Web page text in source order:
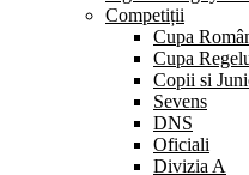
Competiții
Cupa
Cupa
Copii si
Sevens
DNS
Oficiali
Divizia A